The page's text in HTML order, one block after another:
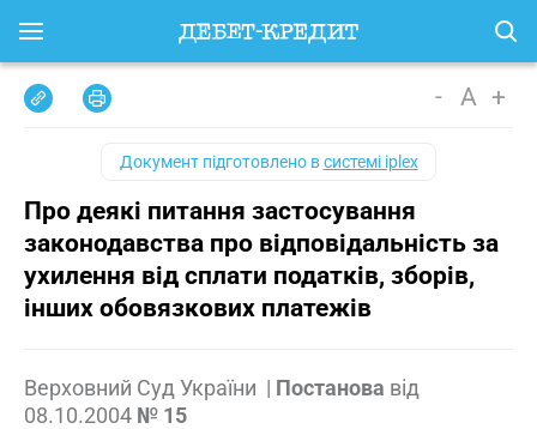
- A +
Документ підготовлено всистемі iplex
Про деякі питання застосування
законодавства про відповідальність за
ухилення від сплати податків, зборів,
інших обовязкових платежів
Верховний Суд України | Постанова від
08.10.2004 № 15